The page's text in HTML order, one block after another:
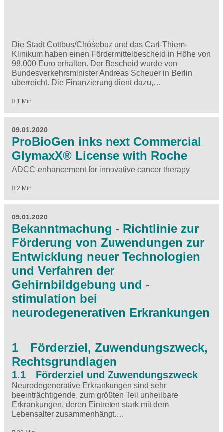
Die Stadt Cottbus/Chóśebuz und das Carl-Thiem-
Klinikum haben einen Fördermittelbescheid in Höhe von
98.000 Euro erhalten. Der Bescheid wurde von
Bundesverkehrsminister Andreas Scheuer in Berlin
überreicht. Die Finanzierung dient dazu,…
1 Min
09.01.2020
ProBioGen inks next Commercial
GlymaxX® License with Roche
ADCC-enhancement for innovative cancer therapy
2 Min
09.01.2020
Bekanntmachung - Richtlinie zur
Förderung von Zuwendungen zur
Entwicklung neuer Technologien
und Verfahren der
Gehirnbildgebung und -
stimulation bei
neurodegenerativen Erkrankungen
1 Förderziel, Zuwendungszweck,
Rechtsgrundlagen
1.1 Förderziel und Zuwendungszweck
Neurodegenerative Erkrankungen sind sehr
beeinträchtigende, zum größten Teil unheilbare
Erkrankungen, deren ­Eintreten stark mit dem
Lebensalter zusammenhängt.…